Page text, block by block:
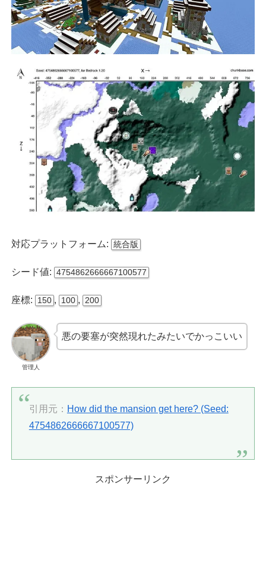
対応プラットフォーム: 統合版
シード値: 4754862666667100577
座標: 150 , 100 , 200
管理人
悪の要塞が突然現れたみたいでかっこいい
引用元： How did the mansion get here? (Seed:
4754862666667100577)
スポンサーリンク